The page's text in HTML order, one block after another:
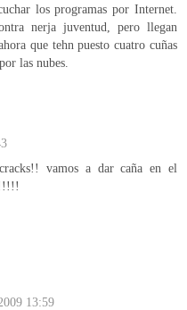
los programas por Internet.
nerja juventud, pero llegan
que tehn puesto cuatro cuñas
las nubes.
vamos a dar caña en el
13:59